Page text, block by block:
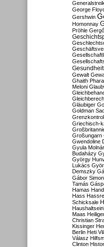
Generalstreik
George
Gershwin
Homonnay
Pröhle
Gewalt
Ghaith
Meloni
Gläubiger
Goldman
Griechisch-
Großungarn
Gwendoline
Gyula Molnár
Budaházy
György
Lukács
Demszky
Gábor Simon
Tamás
Hamas
Hass
Schicksale
Maas
Christian
Kissinger
Berlin Heti
Válasz
Clinton